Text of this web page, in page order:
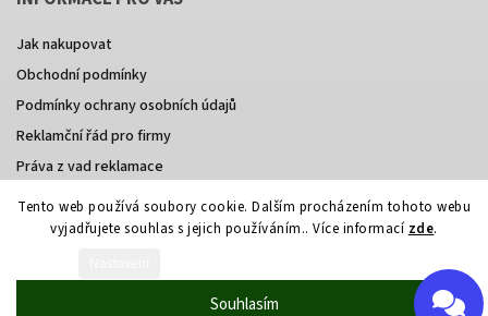
Tento web používá soubory cookie. Dalším procházením tohoto webu
vyjadřujete souhlas s jejich používáním.. Více informací zde.
Souhlasím
Jak nakupovat
Obchodní podmínky
Podmínky ochrany osobních údajů
Reklamční řád pro firmy
Práva z vad reklamace
Grafický návrh vytvořil a nakódoval